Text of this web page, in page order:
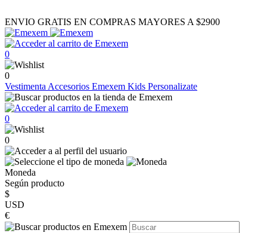
ENVIO GRATIS EN COMPRAS MAYORES A $2900
0
0
Vestimenta Accesorios Emexem Kids Personalizate
0
0
Moneda
Según producto
$
USD
€